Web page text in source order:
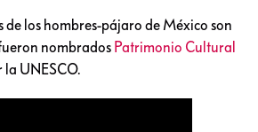
de los hombres-pájaro de México son
nombrados Patrimonio Cultural
la UNESCO.